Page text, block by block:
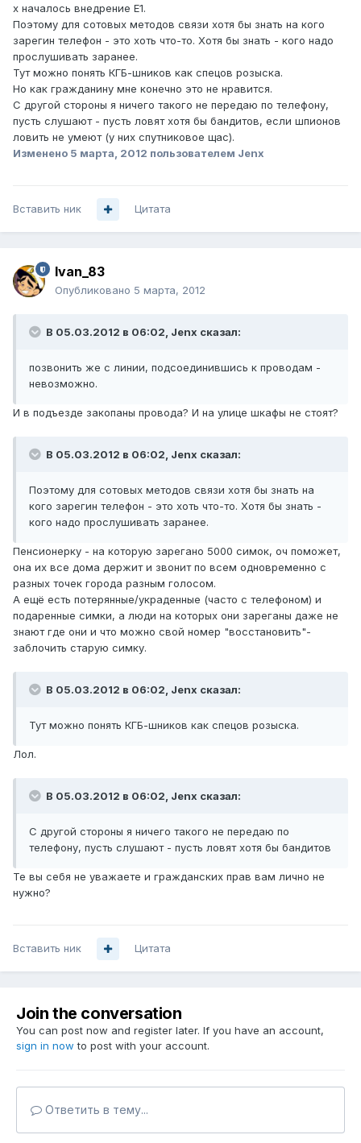
х началось внедрение Е1.
Поэтому для сотовых методов связи хотя бы знать на кого
зарегин телефон - это хоть что-то. Хотя бы знать - кого надо
прослушивать заранее.
Тут можно понять КГБ-шников как спецов розыска.
Но как гражданину мне конечно это не нравится.
С другой стороны я ничего такого не передаю по телефону,
пусть слушают - пусть ловят хотя бы бандитов, если шпионов
ловить не умеют (у них спутниковое щас).
Изменено 5 марта, 2012 пользователем Jenx
Вставить ник Цитата
Ivan_83
Опубликовано 5 марта, 2012
В 05.03.2012 в 06:02, Jenx сказал:
позвонить же с линии, подсоединившись к проводам -
невозможно.
И в подъезде закопаны провода? И на улице шкафы не стоят?
В 05.03.2012 в 06:02, Jenx сказал:
Поэтому для сотовых методов связи хотя бы знать на
кого зарегин телефон - это хоть что-то. Хотя бы знать -
кого надо прослушивать заранее.
Пенсионерку - на которую зарегано 5000 симок, оч поможет,
она их все дома держит и звонит по всем одновременно с
разных точек города разным голосом.
А ещё есть потерянные/украденные (часто с телефоном) и
подаренные симки, а люди на которых они зареганы даже не
знают где они и что можно свой номер "восстановить"-
заблочить старую симку.
В 05.03.2012 в 06:02, Jenx сказал:
Тут можно понять КГБ-шников как спецов розыска.
Лол.
В 05.03.2012 в 06:02, Jenx сказал:
С другой стороны я ничего такого не передаю по
телефону, пусть слушают - пусть ловят хотя бы бандитов
Те вы себя не уважаете и гражданских прав вам лично не
нужно?
Вставить ник Цитата
Join the conversation
You can post now and register later. If you have an account,
sign in now to post with your account.
Ответить в тему...